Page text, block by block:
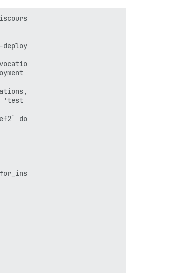
'test
do